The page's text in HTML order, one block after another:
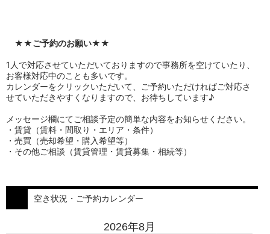
★★ご予約のお願い★★
1人で対応させていただいておりますので事務所を空けていたり、
お客様対応中のことも多いです。
カレンダーをクリックいただいて、ご予約いただければご対応さ
せていただきやすくなりますので、お待ちしています♪
メッセージ欄にてご相談予定の簡単な内容をお知らせください。
・賃貸（賃料・間取り・エリア・条件）
・売買（売却希望・購入希望等）
・その他ご相談（賃貸管理・賃貸募集・相続等）
空き状況・ご予約カレンダー
2026年8月